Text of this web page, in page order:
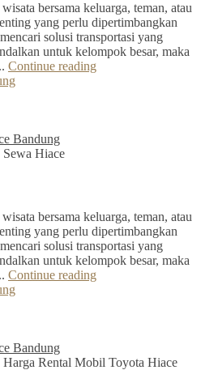
bersama keluarga, teman, atau
yang perlu dipertimbangkan
solusi transportasi yang
untuk kelompok besar, maka
Continue reading
Bandung
Sewa Hiace
bersama keluarga, teman, atau
yang perlu dipertimbangkan
solusi transportasi yang
untuk kelompok besar, maka
Continue reading
Bandung
Harga Rental Mobil Toyota Hiace